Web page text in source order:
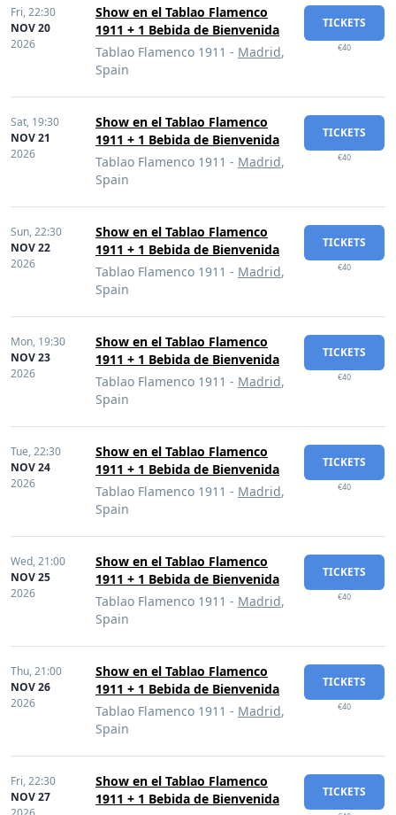
Fri,22:30
NOV 20
2026
Show en el Tablao Flamenco
1911 + 1 Bebida de Bienvenida
Tablao Flamenco 1911 - Madrid,
Spain
TICKETS
€40
Sat, 19:30
NOV 21
2026
Show en el Tablao Flamenco
1911 + 1 Bebida de Bienvenida
Tablao Flamenco 1911 - Madrid,
Spain
TICKETS
€40
Sun,22:30
NOV 22
2026
Show en el Tablao Flamenco
1911 + 1 Bebida de Bienvenida
Tablao Flamenco 1911 - Madrid,
Spain
TICKETS
€40
Mon, 19:30
NOV 23
2026
Show en el Tablao Flamenco
1911 + 1 Bebida de Bienvenida
Tablao Flamenco 1911 - Madrid,
Spain
TICKETS
€40
Tue,22:30
NOV 24
2026
Show en el Tablao Flamenco
1911 + 1 Bebida de Bienvenida
Tablao Flamenco 1911 - Madrid,
Spain
TICKETS
€40
Wed,21:00
NOV 25
2026
Show en el Tablao Flamenco
1911 + 1 Bebida de Bienvenida
Tablao Flamenco 1911 - Madrid,
Spain
TICKETS
€40
Thu,21:00
NOV 26
2026
Show en el Tablao Flamenco
1911 + 1 Bebida de Bienvenida
Tablao Flamenco 1911 - Madrid,
Spain
TICKETS
€40
Fri,22:30
NOV 27
Show en el Tablao Flamenco
1911 + 1 Bebida de Bienvenida
TICKETS